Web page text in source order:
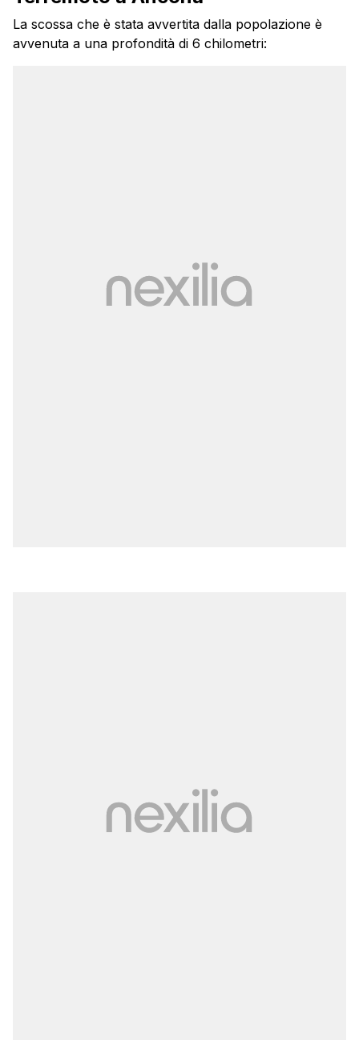
La scossa che è stata avvertita dalla popolazione è
avvenuta a una profondità di 6 chilometri: